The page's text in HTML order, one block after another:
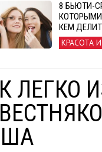
8 БЬЮТИ-
КОТОРЫМИ
КЕМ
КРАСОТА
ЛЕГКО